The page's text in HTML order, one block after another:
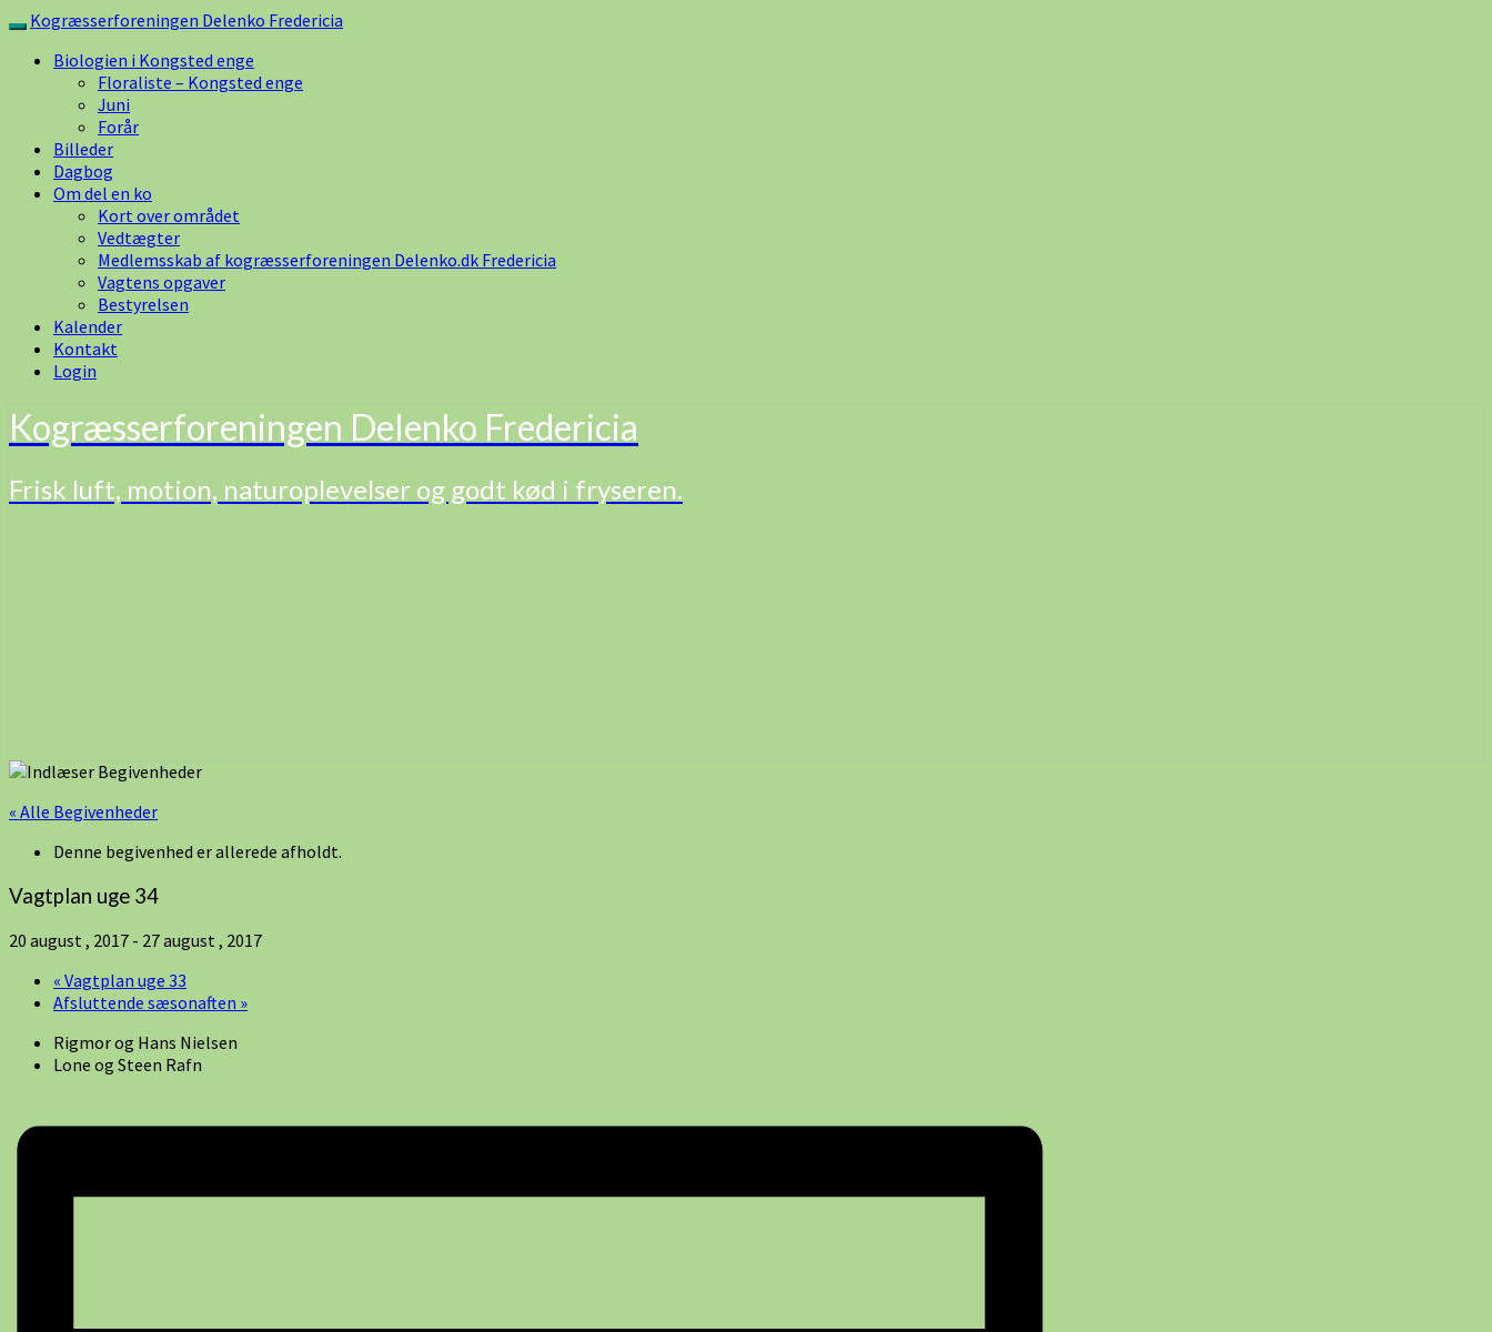
Skip
content
Toggle
navigation
Kogræsserforeningen Delenko Fredericia
Biologien i Kongsted enge
Floraliste – Kongsted enge
Juni
Forår
Billeder
Dagbog
Om del en ko
Kort over området
Vedtægter
Medlemsskab af kogræsserforeningen Delenko.dk Fredericia
Vagtens opgaver
Bestyrelsen
Kalender
Kontakt
Login
Kogræsserforeningen Delenko Fredericia
Frisk luft, motion, naturoplevelser og godt kød i fryseren.
« Alle Begivenheder
Denne begivenhed er allerede afholdt.
Vagtplan uge 34
20 august , 2017 - 27 august , 2017
« Vagtplan uge 33
Afsluttende sæsonaften »
Rigmor og Hans Nielsen
Lone og Steen Rafn